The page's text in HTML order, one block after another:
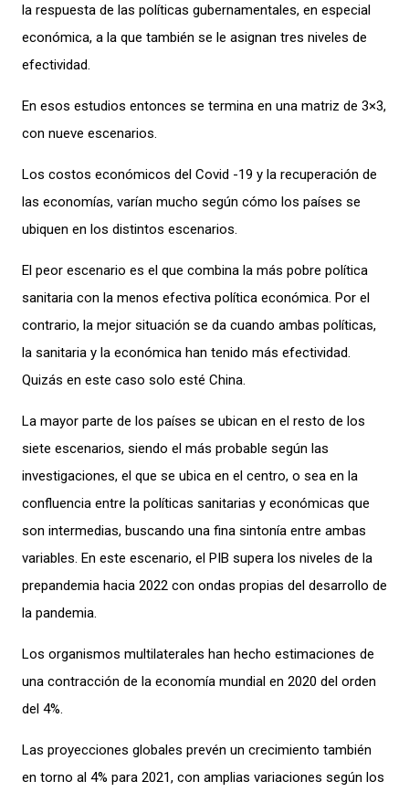
la respuesta de las políticas gubernamentales, en especial
económica, a la que también se le asignan tres niveles de
efectividad.
En esos estudios entonces se termina en una matriz de 3×3,
con nueve escenarios.
Los costos económicos del Covid -19 y la recuperación de
las economías, varían mucho según cómo los países se
ubiquen en los distintos escenarios.
El peor escenario es el que combina la más pobre política
sanitaria con la menos efectiva política económica. Por el
contrario, la mejor situación se da cuando ambas políticas,
la sanitaria y la económica han tenido más efectividad.
Quizás en este caso solo esté China.
La mayor parte de los países se ubican en el resto de los
siete escenarios, siendo el más probable según las
investigaciones, el que se ubica en el centro, o sea en la
confluencia entre la políticas sanitarias y económicas que
son intermedias, buscando una fina sintonía entre ambas
variables. En este escenario, el PIB supera los niveles de la
prepandemia hacia 2022 con ondas propias del desarrollo de
la pandemia.
Los organismos multilaterales han hecho estimaciones de
una contracción de la economía mundial en 2020 del orden
del 4%.
Las proyecciones globales prevén un crecimiento también
en torno al 4% para 2021, con amplias variaciones según los